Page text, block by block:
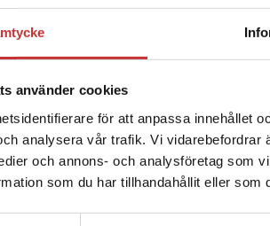
använder cookies
för att anpassa innehållet
analysera vår trafik. Vi vidarebefordrar
och annons- och analysföretag som
som du har tillhandahållit eller
Begränsad
Det verkar som att du
enhet utanför Sverige. Vi
Sverige. För att kunna
leveransadressen vara i